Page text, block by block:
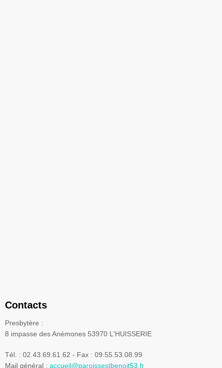
Contacts
Presbytère :
8 impasse des Anémones 53970 L'HUISSERIE
Tél. : 02.43.69.61.62 - Fax : 09.55.53.08.99
Mail général : accueil@paroissestbenoit53.fr